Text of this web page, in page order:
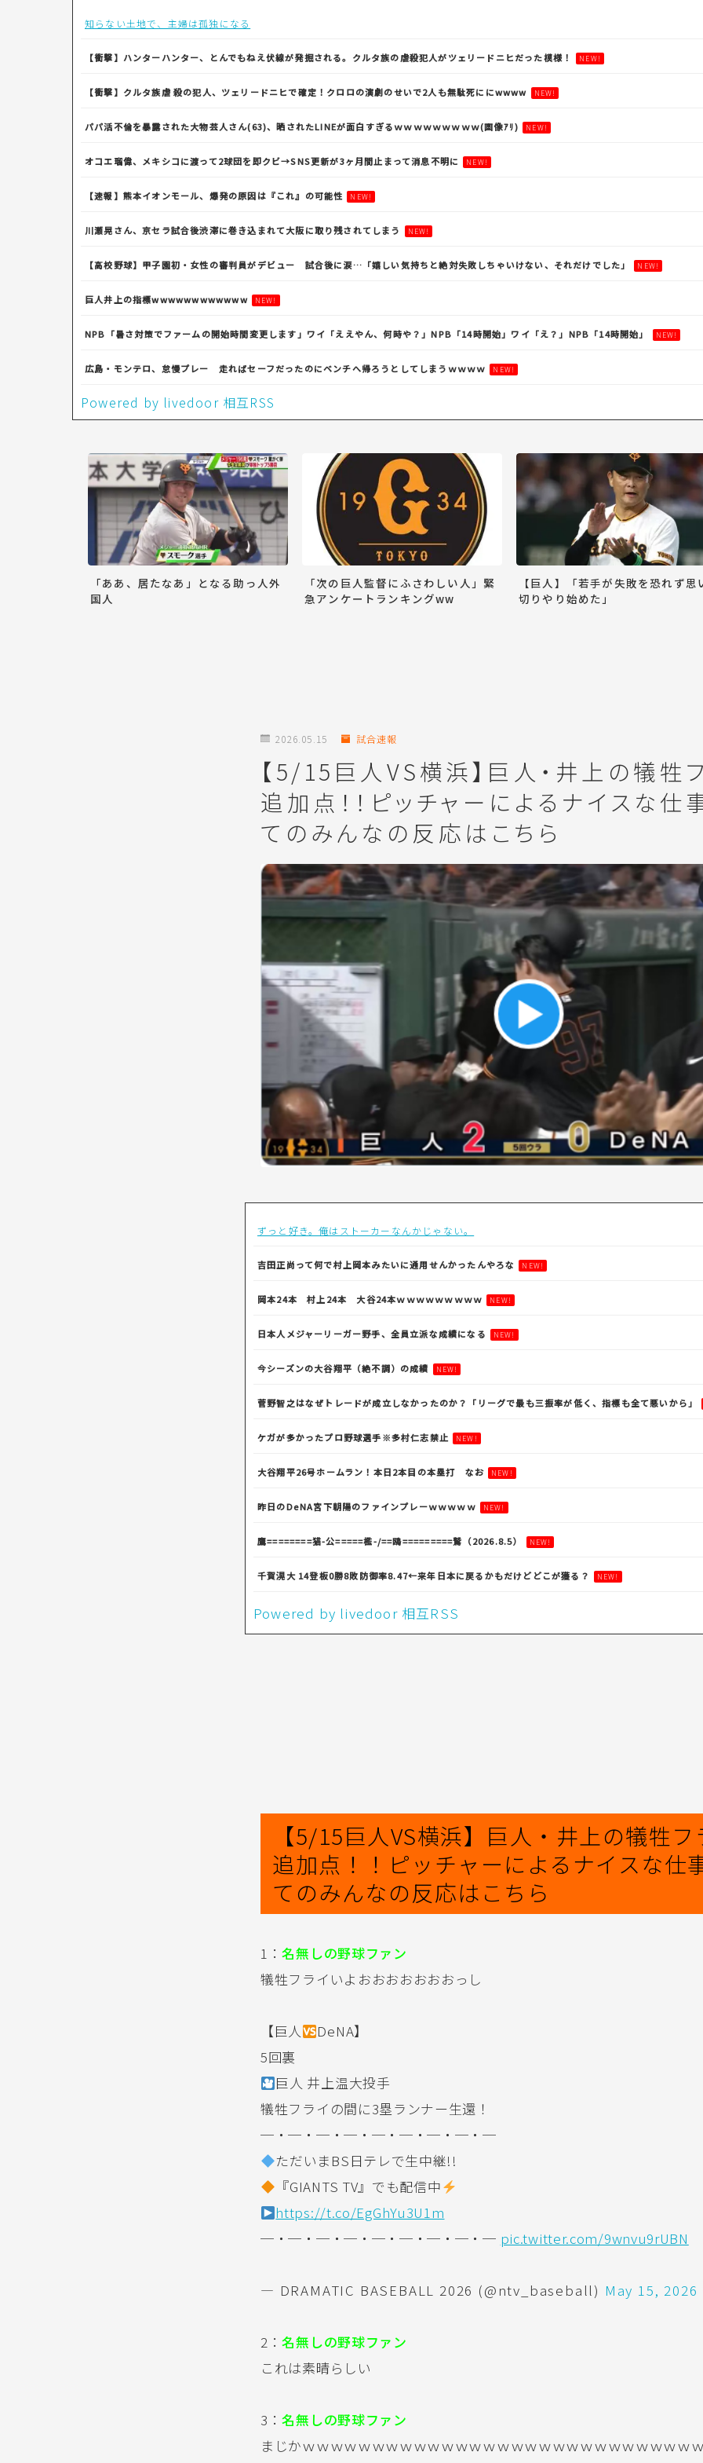
知らない土地で、主婦は孤独になる
【衝撃】ハンターハンター、とんでもねえ伏線が発掘される。クルタ族の虐殺犯人がツェリードニヒだった模様！ NEW!
【衝撃】クルタ族虐 殺の犯人、ツェリードニヒで確定！クロロの演劇のせいで2人も無駄死ににwwww NEW!
パパ活不倫を暴露された大物芸人さん(63)、晒されたLINEが面白すぎるｗｗｗｗｗｗｗｗｗ(画像ｱﾘ) NEW!
オコエ瑠偉、メキシコに渡って2球団を即クビ→SNS更新が3ヶ月間止まって消息不明に NEW!
【速報】熊本イオンモール、爆発の原因は『これ』の可能性 NEW!
川瀬晃さん、京セラ試合後渋滞に巻き込まれて大阪に取り残されてしまう NEW!
【高校野球】甲子園初・女性の審判員がデビュー 試合後に涙…「嬉しい気持ちと絶対失敗しちゃいけない、それだけでした」 NEW!
巨人井上の指標wwwwwwwwwwww NEW!
NPB「暑さ対策でファームの開始時間変更します」ワイ「ええやん、何時や？」NPB「14時開始」ワイ「え？」NPB「14時開始」 NEW!
広島・モンテロ、怠慢プレー 走ればセーフだったのにベンチへ帰ろうとしてしまうｗｗｗｗ NEW!
Powered by livedoor 相互RSS
「ああ、居たなあ」となる助っ人外
国人
「次の巨人監督にふさわしい人」緊
急アンケートランキングww
【巨人】「若手が失敗を恐れず思
切りやり始めた」
2026.05.15 試合速報
【5/15巨人VS横浜】巨人・井上の犠牲
追加点！！ピッチャーによるナイスな仕
てのみんなの反応はこちら
ずっと好き。俺はストーカーなんかじゃない。
吉田正尚って何で村上岡本みたいに通用せんかったんやろな NEW!
岡本24本 村上24本 大谷24本ｗｗｗｗｗｗｗｗｗ NEW!
日本人メジャーリーガー野手、全員立派な成績になる NEW!
今シーズンの大谷翔平（絶不調）の成績 NEW!
菅野智之はなぜトレードが成立しなかったのか？「リーグで最も三振率が低く、指標も全て悪いから」
ケガが多かったプロ野球選手※多村仁志禁止 NEW!
大谷翔平26号ホームラン！本日2本目の本塁打 なお NEW!
昨日のDeNA宮下朝陽のファインプレーｗｗｗｗｗ NEW!
鷹========猫-公=====檻-/==鴎=========鷲（2026.8.5） NEW!
千賀滉大 14登板0勝8敗防御率8.47←来年日本に戻るかもだけどどこが獲る？ NEW!
Powered by livedoor 相互RSS
【5/15巨人VS横浜】巨人・井上の犠牲
追加点！！ピッチャーによるナイスな仕
てのみんなの反応はこちら
1：名無しの野球ファン
犠牲フライいよおおおおおおおっし
【巨人
DeNA】
5回裏
巨人 井上温大投手
犠牲フライの間に3塁ランナー生還！
─・─・─・─・─・─・─・─・─
ただいまBS日テレで生中継!!
『GIANTS TV』でも配信中
https://t.co/EgGhYu3U1m
─・─・─・─・─・─・─・─・─ pic.twitter.com/9wnvu9rUBN
— DRAMATIC BASEBALL 2026 (@ntv_baseball) May 15, 2026
2：名無しの野球ファン
これは素晴らしい
3：名無しの野球ファン
まじかｗｗｗｗｗｗｗｗｗｗｗｗｗｗｗｗｗｗｗｗｗｗｗｗｗｗｗｗ